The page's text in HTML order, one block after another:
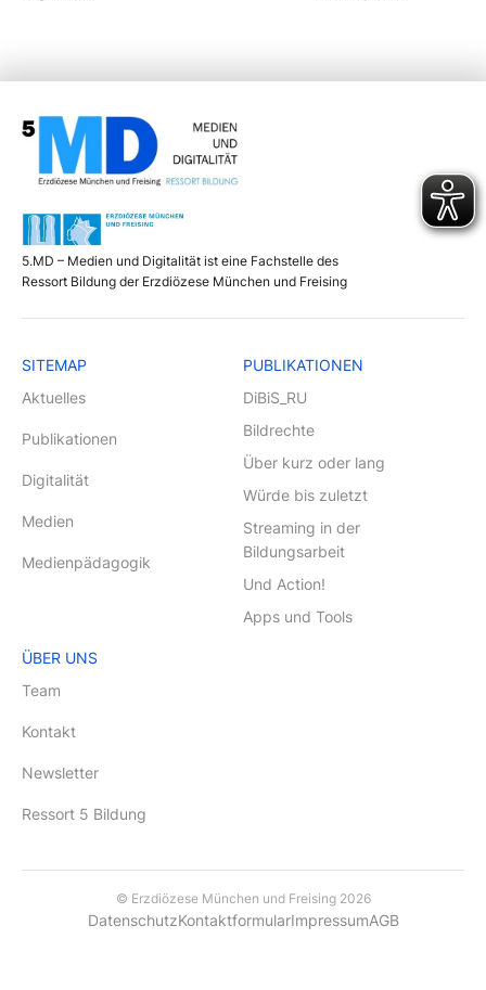
5.MD – Medien und Digitalität ist eine Fachstelle des
Ressort Bildung der Erzdiözese München und Freising
SITEMAP
Aktuelles
Publikationen
Digitalität
Medien
Medienpädagogik
PUBLIKATIONEN
DiBiS_RU
Bildrechte
Über kurz oder lang
Würde bis zuletzt
Streaming in der
Bildungsarbeit
Und Action!
Apps und Tools
ÜBER UNS
Team
Kontakt
Newsletter
Ressort 5 Bildung
© Erzdiözese München und Freising 2026
DatenschutzKontaktformularImpressumAGB